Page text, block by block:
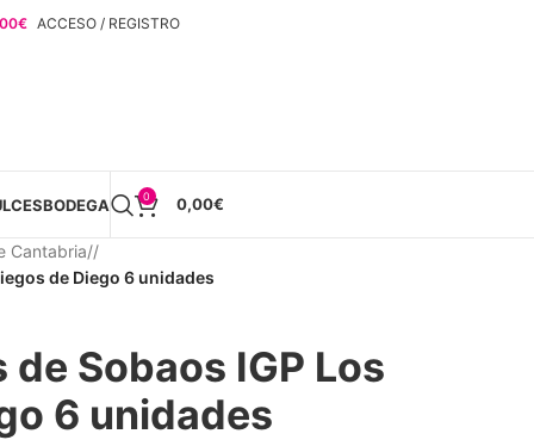
€ ACCESO / REGISTRO
BODEGA 0 0,00€
Cantabria/
de Diego 6 unidades
Sobaos IGP Los
6 unidades